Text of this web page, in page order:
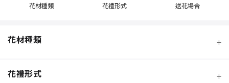
花材種類 花禮形式 送花場合
花材種類 +
花禮形式 +